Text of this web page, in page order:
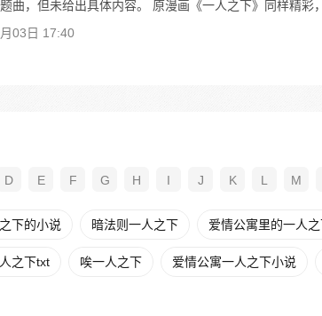
曲，但未给出具体内容。 原漫画《一人之下》同样精彩
03日 17:40
D E F G H I J K L M
下的小说 暗法则一人之下 爱情公寓里的一人
之下txt 唉一人之下 爱情公寓一人之下小说